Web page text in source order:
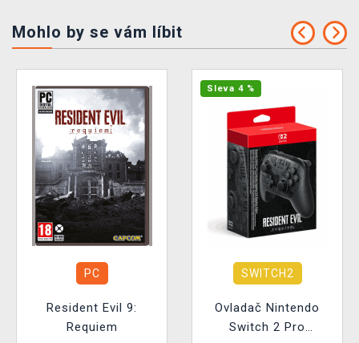
Mohlo by se vám líbit
PC
Resident Evil 9:
Requiem
Sleva 4 %
SWITCH2
Ovladač Nintendo
Switch 2 Pro